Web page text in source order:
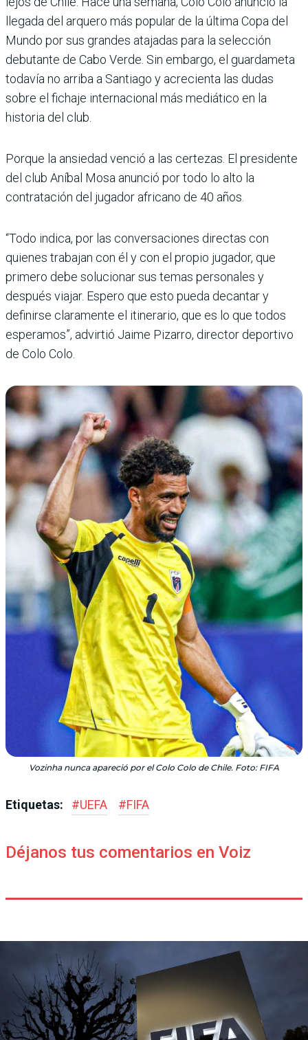
llegada del arquero más popular de la última Copa del
Mundo por sus grandes atajadas para la selección
debutante de Cabo Verde. Sin embargo, el guardameta
todavía no arriba a Santiago y acrecienta las dudas
sobre el fichaje internacional más mediático en la
historia del club.
Porque la ansiedad venció a las certezas. El presidente
del club Aníbal Mosa anunció por todo lo alto la
contratación del jugador africano de 40 años.
“Todo indica, por las conversaciones directas con
quienes trabajan con él y con el propio jugador, que
primero debe solucionar sus temas personales y
después viajar. Espero que esto pueda decantar y
definirse claramente el itinerario, que es lo que todos
esperamos”, advirtió Jaime Pizarro, director deportivo
de Colo Colo.
Vozinha nunca apareció por el Colo Colo de Chile. Foto: FIFA
Etiquetas: #UEFA #FIFA
Déjanos tus comentarios en Voiz